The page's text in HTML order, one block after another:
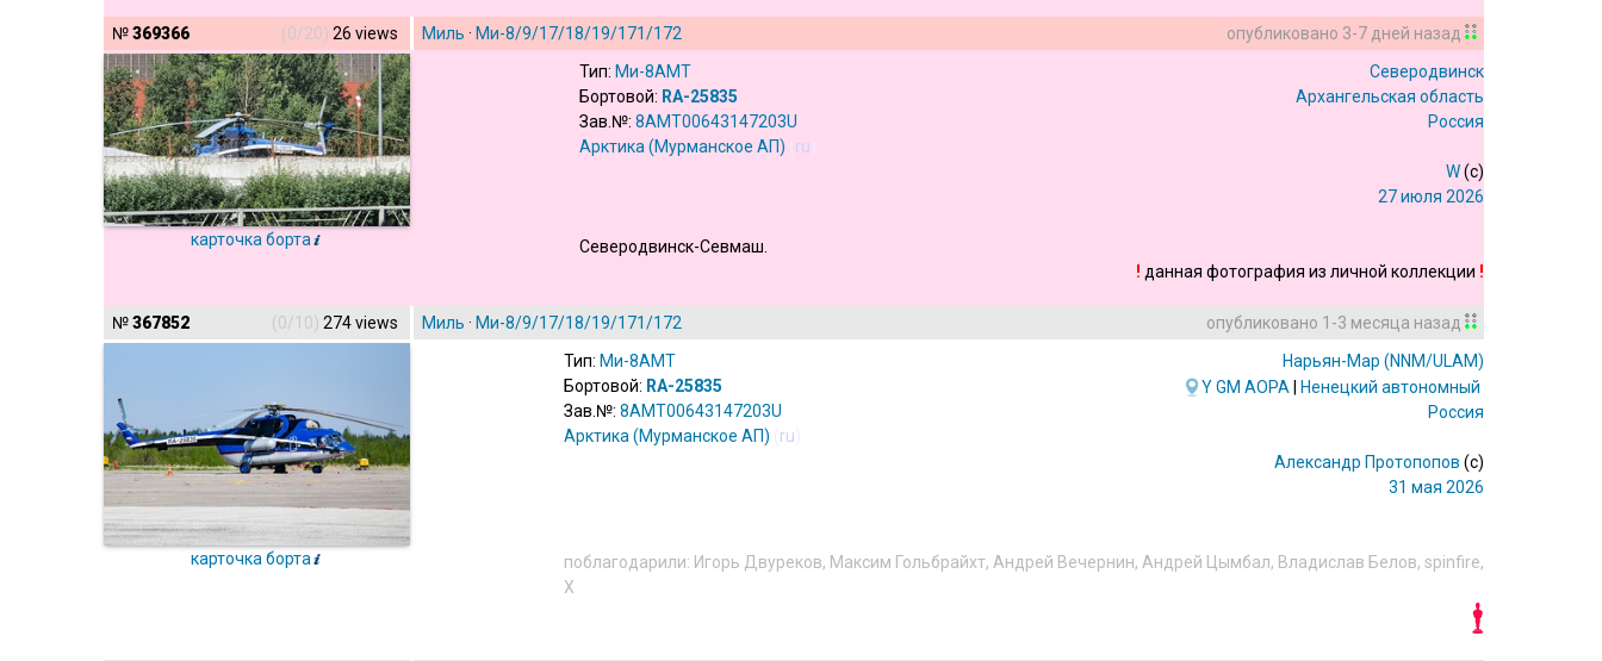
№369366 (0/20) 26 views Миль · Ми-8/9/17/18/19/171/172 опубликовано 3-7 дней назад
карточка борта
Тип: Ми-8АМТ
Бортовой: RA-25835
Зав.№: 8AMT00643147203U
Арктика (Мурманское АП)
ru
Северодвинск
Архангельская область
Россия
W(c)
27 июля 2026
Северодвинск-Севмаш.
! данная фотография из личной коллекции !
№367852 (0/10) 274 views Миль · Ми-8/9/17/18/19/171/172 опубликовано 1-3 месяца назад
карточка борта
Тип: Ми-8АМТ
Бортовой: RA-25835
Зав.№: 8AMT00643147203U
Арктика (Мурманское АП)
ru
Нарьян-Мар (NNM/ULAM)
Y GM AOPA
Ненецкий автономный округ
Россия
Александр Протопопов (c)
31 мая 2026
поблагодарили: Игорь Двуреков, Максим Гольбрайхт, Андрей Вечернин, Андрей Цымбал, Владислав Белов, spinfire,
X